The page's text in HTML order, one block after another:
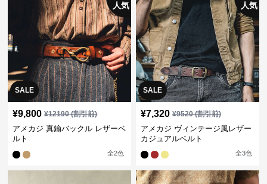
SALE
人気
¥9,800 ¥12190(割引前)
アメカジ 真鍮バックル レザーベ
ルト
全2色
SALE
人気
¥7,320 ¥9520(割引前)
アメカジ ヴィンテージ風レザー
カジュアルベルト
全3色